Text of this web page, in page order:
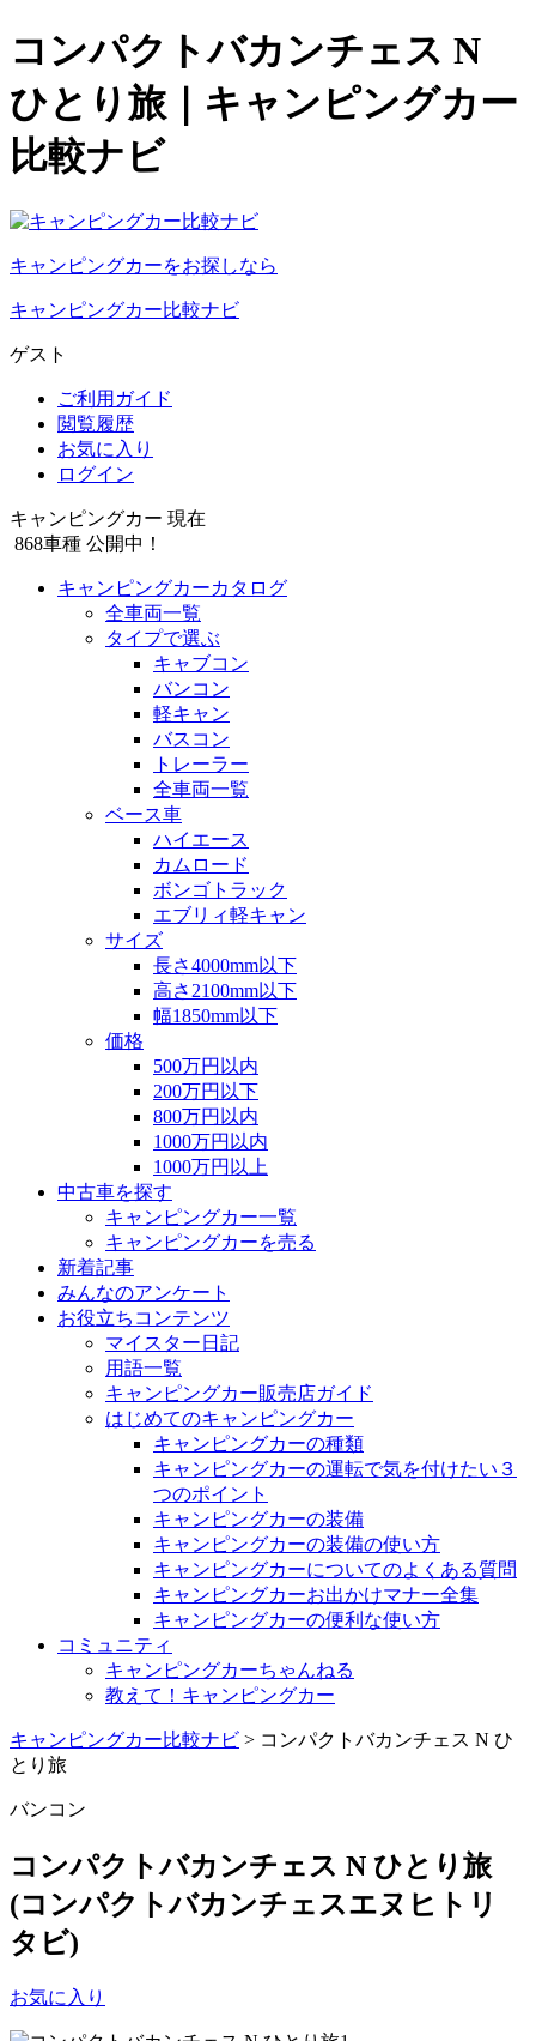
コンパクトバカンチェス N
ひとり旅｜キャンピングカー
比較ナビ
キャンピングカーをお探しなら
キャンピングカー比較ナビ
ゲスト
ご利用ガイド
閲覧履歴
お気に入り
ログイン
キャンピングカー 現在
868車種 公開中！
キャンピングカーカタログ
全車両一覧
タイプで選ぶ
キャブコン
バンコン
軽キャン
バスコン
トレーラー
全車両一覧
ベース車
ハイエース
カムロード
ボンゴトラック
エブリィ軽キャン
サイズ
長さ4000mm以下
高さ2100mm以下
幅1850mm以下
価格
500万円以内
200万円以下
800万円以内
1000万円以内
1000万円以上
中古車を探す
キャンピングカー一覧
キャンピングカーを売る
新着記事
みんなのアンケート
お役立ちコンテンツ
マイスター日記
用語一覧
キャンピングカー販売店ガイド
はじめてのキャンピングカー
キャンピングカーの種類
キャンピングカーの運転で気を付けたい３
つのポイント
キャンピングカーの装備
キャンピングカーの装備の使い方
キャンピングカーについてのよくある質問
キャンピングカーお出かけマナー全集
キャンピングカーの便利な使い方
コミュニティ
キャンピングカーちゃんねる
教えて！キャンピングカー
キャンピングカー比較ナビ > コンパクトバカンチェス N ひ
とり旅
バンコン
コンパクトバカンチェス N ひとり旅
(コンパクトバカンチェスエヌヒトリ
タビ)
お気に入り